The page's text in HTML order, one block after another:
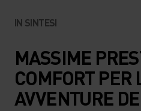
IN SINTESI
MASSIME
COMFORT PER
AVVENTURE